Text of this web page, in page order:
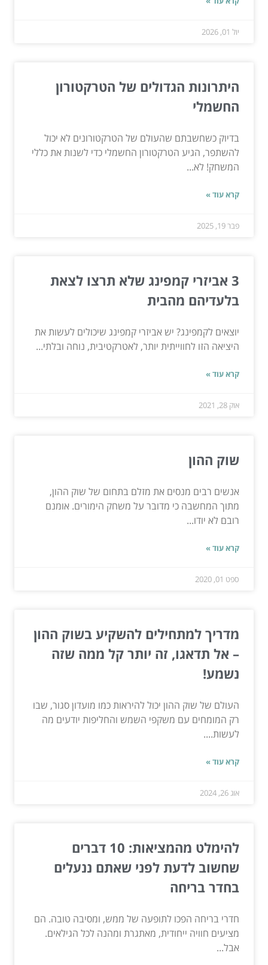
יול 01, 2026
היתרונות הגדולים של הטרקטורון
החשמלי
בדיוק כשחשבתם שהעולם של הטרקטורונים לא יכול
להשתפר, הגיע הטרקטורון החשמלי כדי לשנות את כללי
המשחק! לא...
קרא עוד »
פבר 19, 2025
3 אביזרי קמפינג שלא תרצו לצאת
בלעדיהם מהבית
יוצאים לקמפינג? יש אביזרי קמפינג שיכולים לעשות את
היציאה הזו לחווייתית יותר, לאטרקטיבית, נוחה ובלתי...
קרא עוד »
אוק 28, 2021
שוק ההון
אנשים רבים מנסים את מזלם בתחום של שוק ההון,
מתוך המחשבה כי מדובר על משחק הימורים. אומנם
רובם לא יודו...
קרא עוד »
ספט 01, 2020
מדריך למתחילים להשקיע בשוק ההון
– אל תדאגו, זה יותר קל ממה שזה
נשמע!
העולם של שוק ההון יכול להיראות כמו מועדון סגור, שבו
רק המומחים עם משקפי השמש והחליפות יודעים מה
לעשות....
קרא עוד »
אוג 26, 2024
להימלט מהמציאות: 10 דברים
שחשוב לדעת לפני שאתם ננעלים
בחדר בריחה
חדרי בריחה הפכו לתופעה של ממש, ומסיבה טובה. הם
מציעים חוויה ייחודית, מאתגרת ומהנה לכל הגילאים.
אבל...